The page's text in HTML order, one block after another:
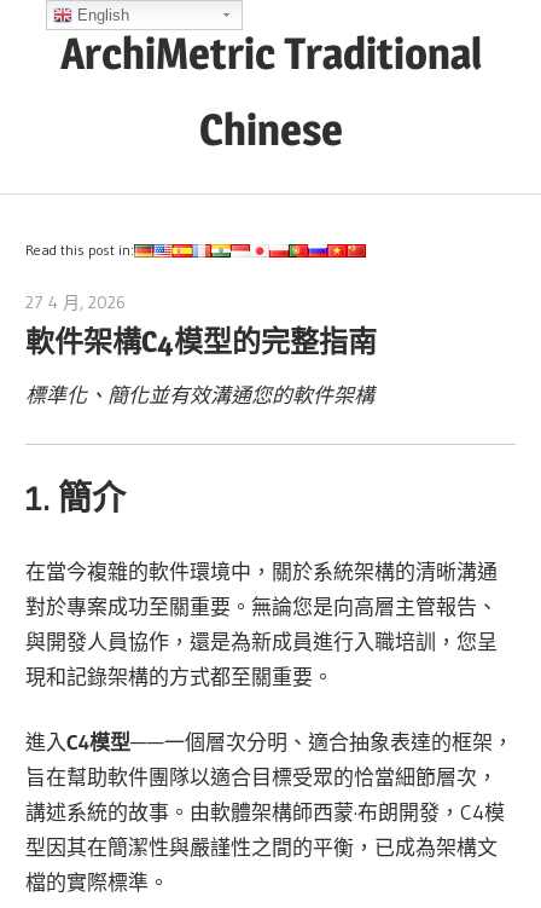
ArchiMetric Traditional
Chinese
Ops,
Agile
and
More
Read this post in:
27 4 月, 2026
軟件架構C4模型的完整指南
標準化、簡化並有效溝通您的軟件架構
1. 簡介
在當今複雜的軟件環境中，關於系統架構的清晰溝通
對於專案成功至關重要。無論您是向高層主管報告、
與開發人員協作，還是為新成員進行入職培訓，您呈
現和記錄架構的方式都至關重要。
進入C4模型——一個層次分明、適合抽象表達的框架，
旨在幫助軟件團隊以適合目標受眾的恰當細節層次，
講述系統的故事。由軟體架構師西蒙·布朗開發，C4模
型因其在簡潔性與嚴謹性之間的平衡，已成為架構文
檔的實際標準。
English